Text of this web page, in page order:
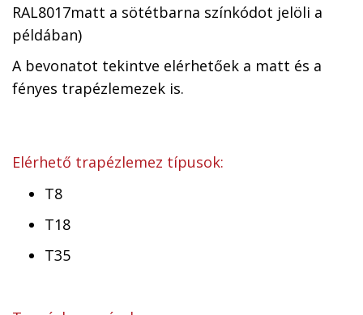
RAL8017matt a sötétbarna színkódot jelöli a
példában)
A bevonatot tekintve elérhetőek a matt és a
fényes trapézlemezek is.
Elérhető trapézlemez típusok:
T8
T18
T35